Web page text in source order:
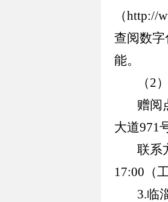
（http://
查阅数
能。
（2
赠阅
大道971
联系
17:00 （
3.临